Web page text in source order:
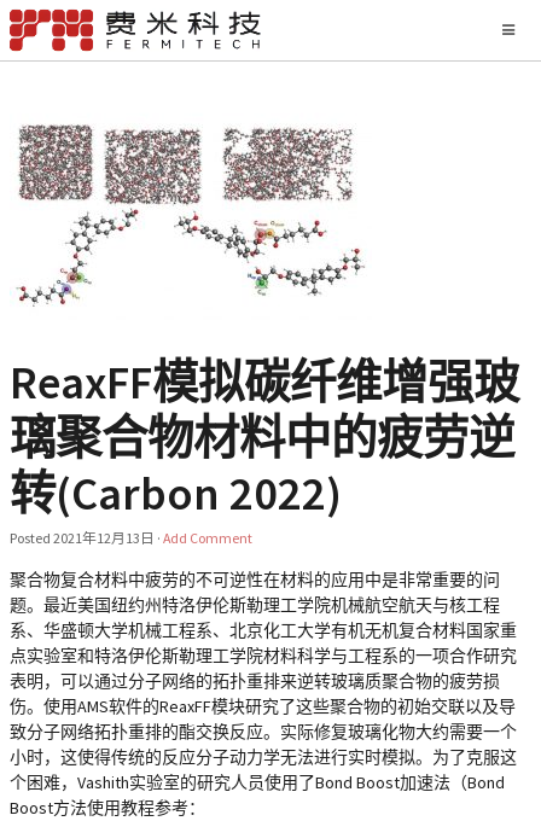
ReaxFF模拟碳纤维增强玻
璃聚合物材料中的疲劳逆
转(Carbon 2022)
Posted 2021年12月13日 · Add Comment
聚合物复合材料中疲劳的不可逆性在材料的应用中是非常重要的问
题。最近美国纽约州特洛伊伦斯勒理工学院机械航空航天与核工程
系、华盛顿大学机械工程系、北京化工大学有机无机复合材料国家重
点实验室和特洛伊伦斯勒理工学院材料科学与工程系的一项合作研究
表明，可以通过分子网络的拓扑重排来逆转玻璃质聚合物的疲劳损
伤。使用AMS软件的ReaxFF模块研究了这些聚合物的初始交联以及导
致分子网络拓扑重排的酯交换反应。实际修复玻璃化物大约需要一个
小时，这使得传统的反应分子动力学无法进行实时模拟。为了克服这
个困难，Vashith实验室的研究人员使用了Bond Boost加速法（Bond
Boost方法使用教程参考：